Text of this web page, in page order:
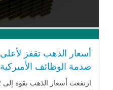
صدمة الوظائف الأميركية